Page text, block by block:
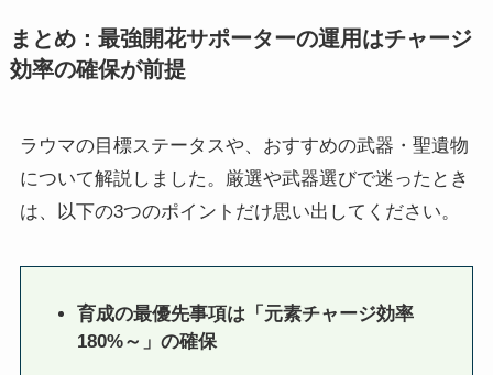
まとめ：最強開花サポーターの運用はチャージ
効率の確保が前提
ラウマの目標ステータスや、おすすめの武器・聖遺物
について解説しました。厳選や武器選びで迷ったとき
は、以下の3つのポイントだけ思い出してください。
育成の最優先事項は「元素チャージ効率
180%～」の確保